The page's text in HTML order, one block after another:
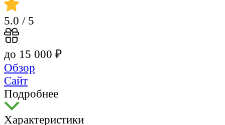
5.0 / 5
до 15 000 ₽
Обзор
Сайт
Подробнее
Характеристики